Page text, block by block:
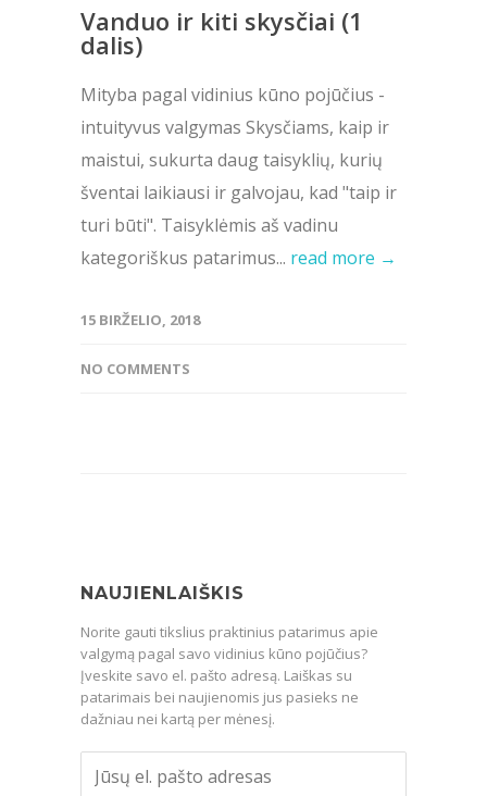
Vanduo ir kiti skysčiai (1
dalis)
Mityba pagal vidinius kūno pojūčius -
intuityvus valgymas Skysčiams, kaip ir
maistui, sukurta daug taisyklių, kurių
šventai laikiausi ir galvojau, kad "taip ir
turi būti". Taisyklėmis aš vadinu
kategoriškus patarimus... read more →
15 BIRŽELIO, 2018
NO COMMENTS
NAUJIENLAIŠKIS
Norite gauti tikslius praktinius patarimus apie
valgymą pagal savo vidinius kūno pojūčius?
Įveskite savo el. pašto adresą. Laiškas su
patarimais bei naujienomis jus pasieks ne
dažniau nei kartą per mėnesį.